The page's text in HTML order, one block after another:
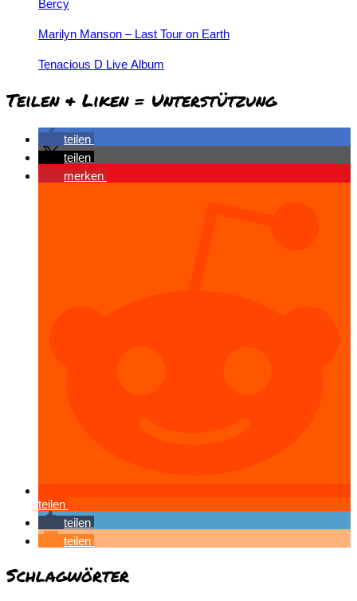
Bercy
Marilyn Manson – Last Tour on Earth
Tenacious D Live Album
Teilen & Liken = Unterstützung
teilen
teilen
merken
teilen
teilen
teilen
Schlagwörter